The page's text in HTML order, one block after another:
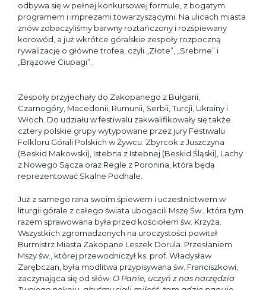
odbywa się w pełnej konkursowej formule, z bogatym
programem i imprezami towarzyszącymi. Na ulicach miasta
znów zobaczyliśmy barwny roztańczony i rozśpiewany
korowód, a już wkrótce góralskie zespoły rozpoczną
rywalizację o główne trofea, czyli „Złote”, „Srebrne” i
„Brązowe Ciupagi”.
Zespoły przyjechały do Zakopanego z Bułgarii,
Czarnogóry, Macedonii, Rumunii, Serbii, Turcji, Ukrainy i
Włoch. Do udziału w festiwalu zakwalifikowały się także
cztery polskie grupy wytypowane przez jury Festiwalu
Folkloru Górali Polskich w Żywcu: Zbyrcok z Juszczyna
(Beskid Makowski), Istebna z Istebnej (Beskid Śląski), Lachy
z Nowego Sącza oraz Regle z Poronina, która będą
reprezentować Skalne Podhale.
Już z samego rana swoim śpiewem i uczestnictwem w
liturgii górale z całego świata ubogacili Mszę Św., która tym
razem sprawowana była przed kościołem św. Krzyża.
Wszystkich zgromadzonych na uroczystości powitał
Burmistrz Miasta Zakopane Leszek Dorula. Przesłaniem
Mszy św., której przewodniczył ks. prof. Władysław
Zarębczan, była modlitwa przypisywana św. Franciszkowi,
zaczynająca się od słów: O Panie, uczyń z nas narzędzia